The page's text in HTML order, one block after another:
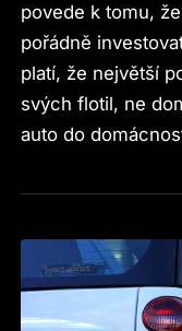
povede k tomu,
pořádně
platí, že největší
svých flotil, ne
auto do